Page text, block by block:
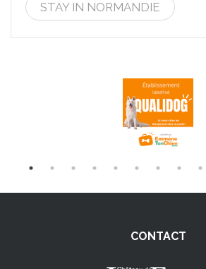
STAY IN NORMANDIE
CONTACT